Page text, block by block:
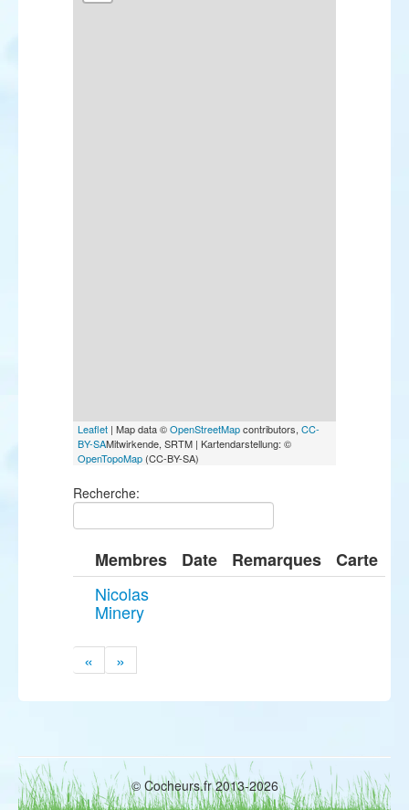
Leaflet | Map data ©OpenStreetMapcontributors, CC-
BY-SAMitwirkende, SRTM | Kartendarstellung: ©
OpenTopoMap (CC-BY-SA)
Recherche:
Membres Date Remarques
Carte
Nicolas
Minery
« »
© Cocheurs.fr 2013-2026